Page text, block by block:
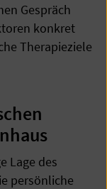
Gespräch
konkret
Therapieziele
Lage des
persönliche